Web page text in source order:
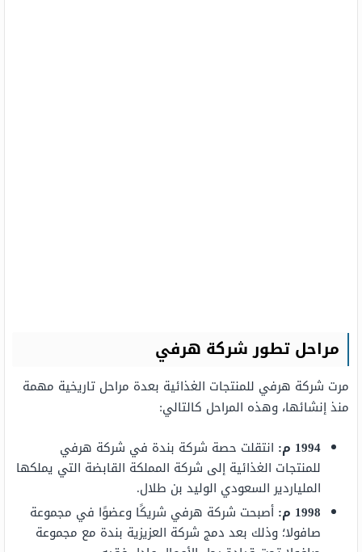
مراحل تطور شركة هرفي
مرت شركة هرفي للمنتجات الغذائية بعدة مراحل تاريخية مهمة
منذ إنشائها، وهذه المراحل كالتالي:
1994 م:
انتقلت حصة شركة بندة في شركة هرفي
للمنتجات الغذائية إلى شركة المملكة القابضة التي يملكها
الملياردير السعودي الوليد بن طلال.
1998 م:
أصبحت شركة هرفي شريكًا وعضوًا في مجموعة
صافولا؛ وذلك بعد دمج شركة العزيزية بندة مع مجموعة